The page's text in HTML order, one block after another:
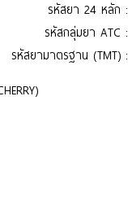
รหัสยา 24 หลัก :
รหัสกลุ่มยา ATC :
รหัสยามาตรฐาน (TMT) :